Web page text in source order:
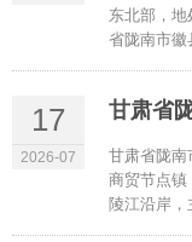
东北部，
省陇南市徽
17
2026-07
甘肃省
甘肃省陇南
商贸节点镇
陵江沿岸